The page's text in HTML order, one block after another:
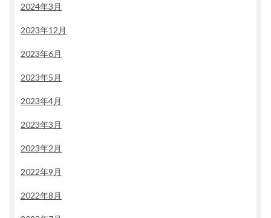
2024年3月
2023年12月
2023年6月
2023年5月
2023年4月
2023年3月
2023年2月
2022年9月
2022年8月